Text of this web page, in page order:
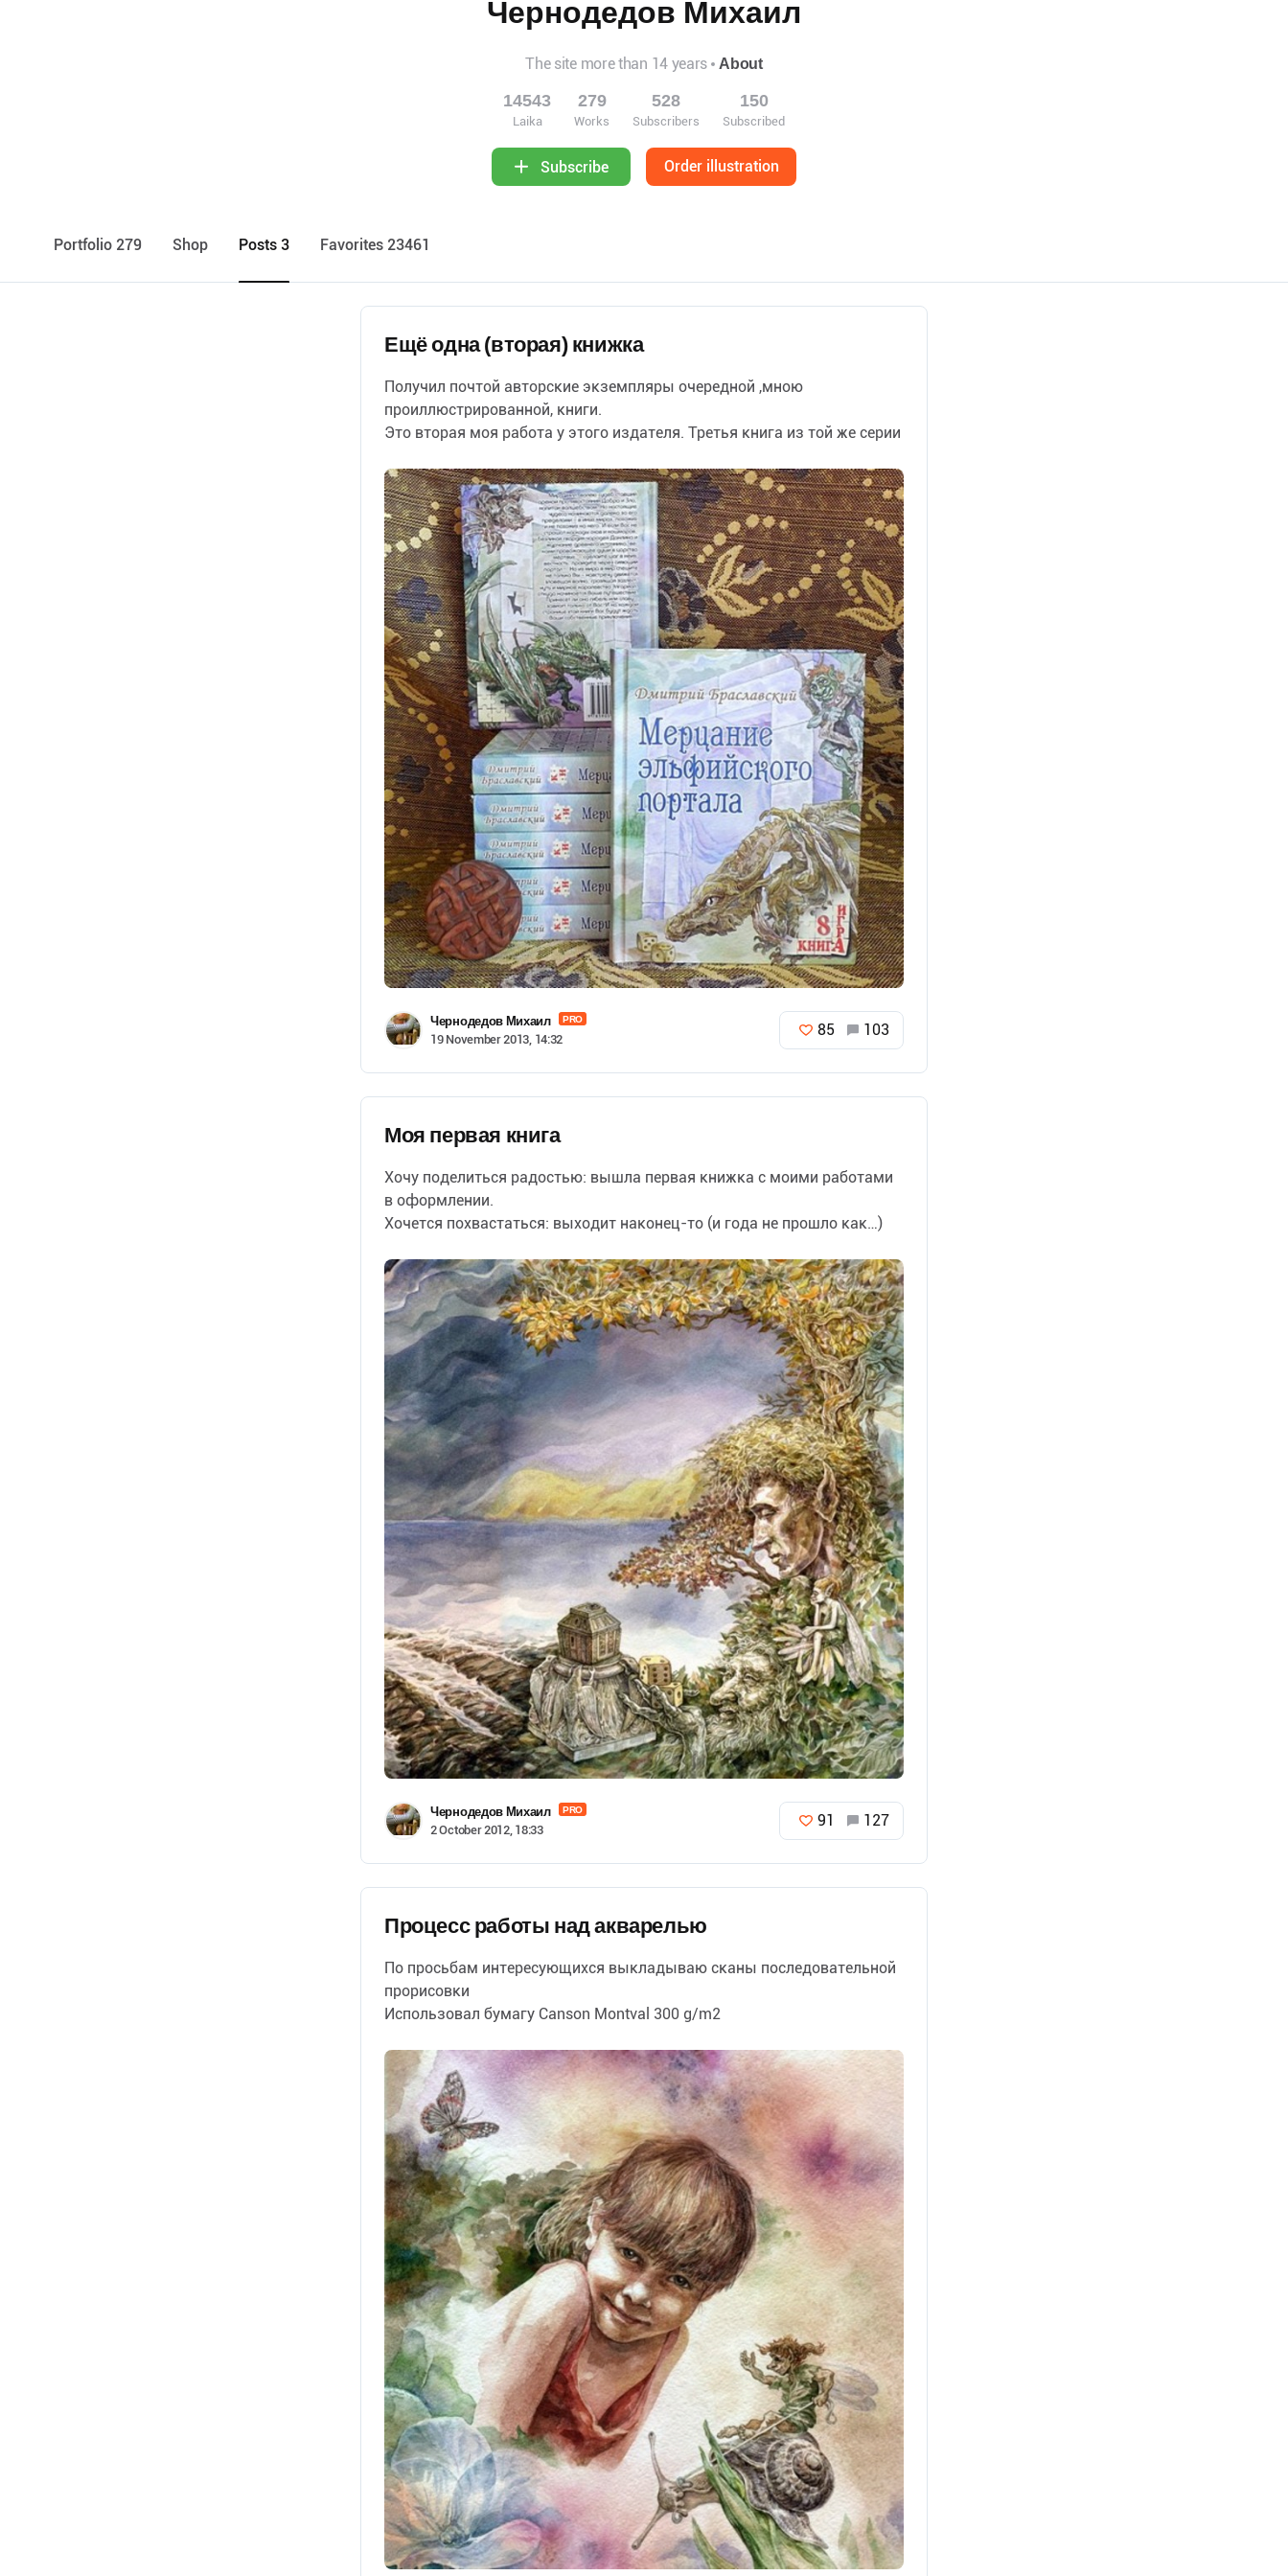
Чернодедов Михаил
The site more than 14 years About
14543
Laika
279
Works
528
Subscribers
150
Subscribed
Subscribe Order illustration
Portfolio 279 Shop Posts 3 Favorites 23461
Ещё одна (вторая) книжка
Получил почтой авторские экземпляры очередной ,мною
проиллюстрированной, книги.
Это вторая моя работа у этого издателя. Третья книга из той же серии
Чернодедов Михаил PRO
19 November 2013, 14:32
85 103
Моя первая книга
Хочу поделиться радостью: вышла первая книжка с моими работами
в оформлении.
Хочется похвастаться: выходит наконец-то (и года не прошло как…)
http:/…
Чернодедов Михаил PRO
2 October 2012, 18:33
91 127
Процесс работы над акварелью
По просьбам интересующихся выкладываю сканы последовательной
прорисовки
Использовал бумагу Canson Montval 300 g/m2